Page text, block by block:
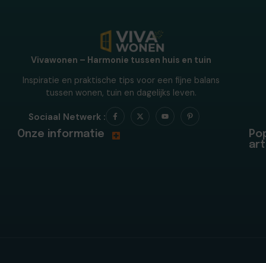
Vivawonen – Harmonie tussen huis en tuin
Inspiratie en praktische tips voor een fijne balans
tussen wonen, tuin en dagelijks leven.
Sociaal Netwerk :
Onze informatie